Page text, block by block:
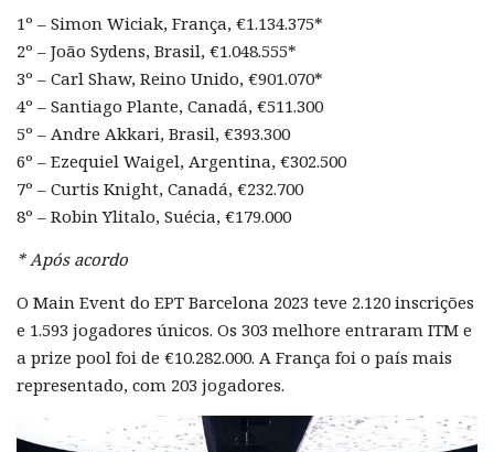
1º – Simon Wiciak, França, €1.134.375*
2º – João Sydens, Brasil, €1.048.555*
3º – Carl Shaw, Reino Unido, €901.070*
4º – Santiago Plante, Canadá, €511.300
5º – Andre Akkari, Brasil, €393.300
6º – Ezequiel Waigel, Argentina, €302.500
7º – Curtis Knight, Canadá, €232.700
8º – Robin Ylitalo, Suécia, €179.000
* Após acordo
O Main Event do EPT Barcelona 2023 teve 2.120 inscrições
e 1.593 jogadores únicos. Os 303 melhore entraram ITM e
a prize pool foi de €10.282.000. A França foi o país mais
representado, com 203 jogadores.